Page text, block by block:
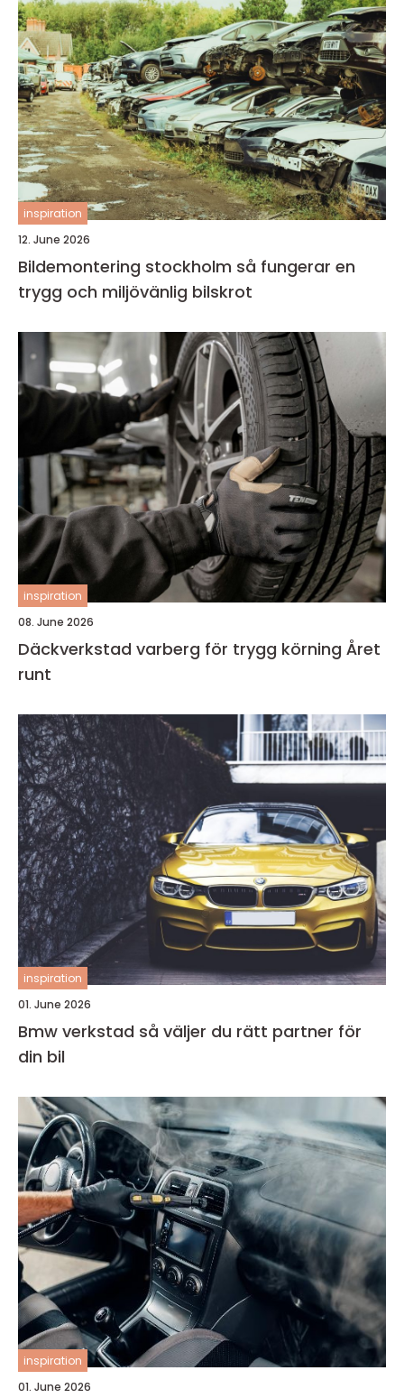
inspiration
12. June 2026
Bildemontering stockholm så fungerar en
trygg och miljövänlig bilskrot
inspiration
08. June 2026
Däckverkstad varberg för trygg körning Året
runt
inspiration
01. June 2026
Bmw verkstad så väljer du rätt partner för
din bil
inspiration
01. June 2026